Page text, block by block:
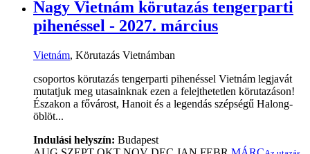
Nagy Vietnám körutazás tengerparti
pihenéssel - 2027. március
Vietnám, Körutazás Vietnámban
csoportos körutazás tengerparti pihenéssel Vietnám legjavát
mutatjuk meg utasainknak ezen a felejthetetlen körutazáson!
Északon a fővárost, Hanoit és a legendás szépségű Halong-
öblöt...
Indulási helyszín: Budapest